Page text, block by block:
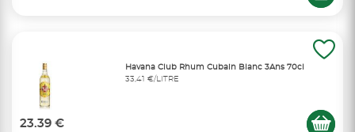
Havana Club Rhum Cubain Blanc 3Ans 70cl
33,41 €/LITRE
23.39 €